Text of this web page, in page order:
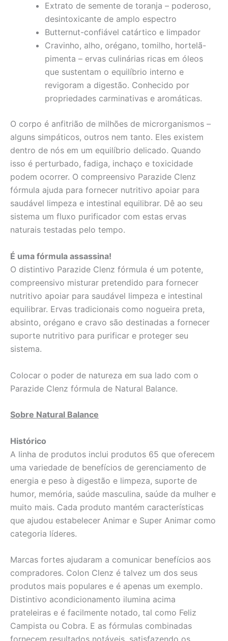
Extrato de semente de toranja – poderoso,
desintoxicante de amplo espectro
Butternut-confiável catártico e limpador
Cravinho, alho, orégano, tomilho, hortelã-
pimenta – ervas culinárias ricas em óleos
que sustentam o equilíbrio interno e
revigoram a digestão. Conhecido por
propriedades carminativas e aromáticas.
O corpo é anfitrião de milhões de microrganismos –
alguns simpáticos, outros nem tanto. Eles existem
dentro de nós em um equilíbrio delicado. Quando
isso é perturbado, fadiga, inchaço e toxicidade
podem ocorrer. O compreensivo Parazide Clenz
fórmula ajuda para fornecer nutritivo apoiar para
saudável limpeza e intestinal equilibrar. Dê ao seu
sistema um fluxo purificador com estas ervas
naturais testadas pelo tempo.
É uma fórmula assassina!
O distintivo Parazide Clenz fórmula é um potente,
compreensivo misturar pretendido para fornecer
nutritivo apoiar para saudável limpeza e intestinal
equilibrar. Ervas tradicionais como nogueira preta,
absinto, orégano e cravo são destinadas a fornecer
suporte nutritivo para purificar e proteger seu
sistema.
Colocar o poder de natureza em sua lado com o
Parazide Clenz fórmula de Natural Balance.
Sobre Natural Balance
Histórico
A linha de produtos inclui produtos 65 que oferecem
uma variedade de benefícios de gerenciamento de
energia e peso à digestão e limpeza, suporte de
humor, memória, saúde masculina, saúde da mulher e
muito mais. Cada produto mantém características
que ajudou estabelecer Animar e Super Animar como
categoria líderes.
Marcas fortes ajudaram a comunicar benefícios aos
compradores. Colon Clenz é talvez um dos seus
produtos mais populares e é apenas um exemplo.
Distintivo acondicionamento ilumina acima
prateleiras e é facilmente notado, tal como Feliz
Campista ou Cobra. E as fórmulas combinadas